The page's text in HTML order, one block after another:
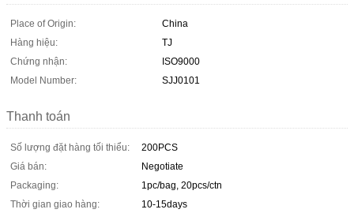
Place of Origin:
China
Hàng hiệu:
TJ
Chứng nhận:
ISO9000
Model Number:
SJJ0101
Thanh toán
Số lượng đặt hàng tối thiểu:
200PCS
Giá bán:
Negotiate
Packaging:
1pc/bag, 20pcs/ctn
Thời gian giao hàng:
10-15days